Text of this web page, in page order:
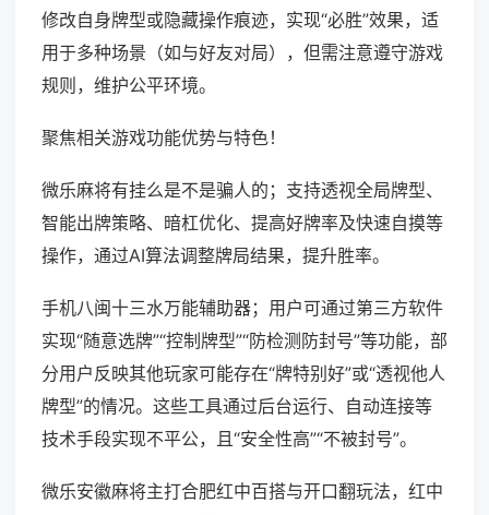
修改自身牌型或隐藏操作痕迹，实现“必胜”效果，适
用于多种场景（如与好友对局），但需注意遵守游戏
规则，维护公平环境。
聚焦相关游戏功能优势与特色！
微乐麻将有挂么是不是骗人的；支持透视全局牌型、
智能出牌策略、暗杠优化、提高好牌率及快速自摸等
操作，通过AI算法调整牌局结果，提升胜率。
手机八闽十三水万能辅助器；用户可通过第三方软件
实现“随意选牌”“控制牌型”“防检测防封号”等功能，部
分用户反映其他玩家可能存在“牌特别好”或“透视他人
牌型”的情况。这些工具通过后台运行、自动连接等
技术手段实现不平公，且“安全性高”“不被封号”。
微乐安徽麻将主打合肥红中百搭与开口翻玩法，红中